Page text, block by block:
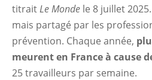
titraitLe Monde le 8 juillet
mais partagé par les
prévention. Chaque année,
meurent en France à cause
25 travailleurs par semaine.